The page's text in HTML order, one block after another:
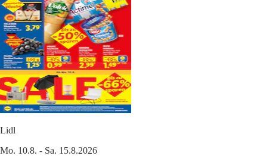
Lidl
Mo. 10.8. - Sa. 15.8.2026